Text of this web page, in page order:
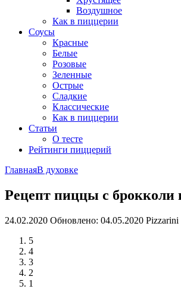
Воздушное
Как в пиццерии
Соусы
Красные
Белые
Розовые
Зеленные
Острые
Сладкие
Классические
Как в пиццерии
Статьи
О тесте
Рейтинги пиццерий
ГлавнаяВ духовке
Рецепт пиццы с брокколи
24.02.2020 Обновлено: 04.05.2020 Pizzarini
5
4
3
2
1